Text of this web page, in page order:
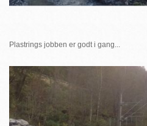
Plastrings jobben er